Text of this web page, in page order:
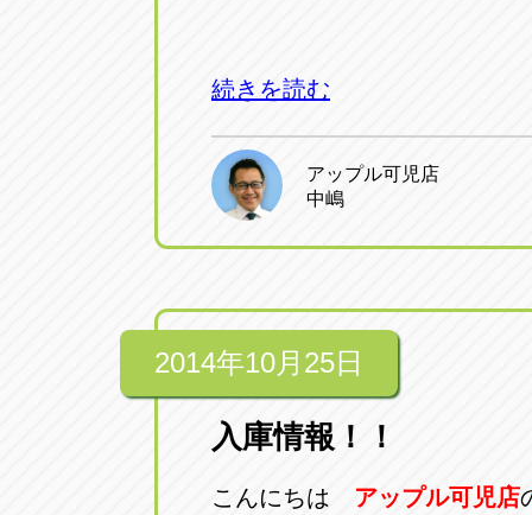
続きを読む
アップル可児店
中嶋
2014年10月25日
入庫情報！！
こんにちは アップル可児店